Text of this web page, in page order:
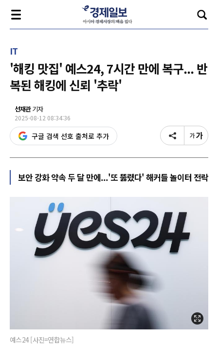
IT
'해킹 맛집' 예스24, 7시간 만에 복구... 반
복된 해킹에 신뢰 '추락'
선재관기자
2025-08-12 08:34:36
구글 검색 선호 출처로 추가
보안 강화 약속 두 달 만에...'또 뚫렸다' 해커들 놀이터 전락
예스24 [사진=연합뉴스]